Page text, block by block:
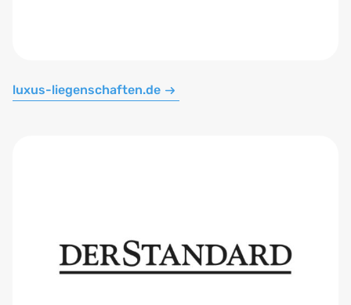
luxus-liegenschaften.de